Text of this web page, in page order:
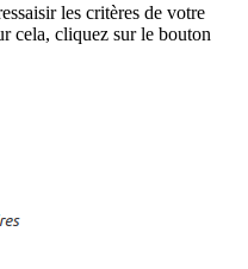
les critères de votre
cela, cliquez sur le bouton